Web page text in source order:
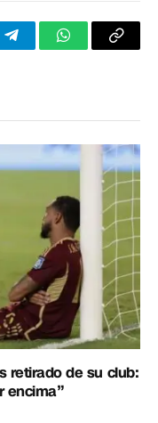
TelegramWhatsApp
retirado de su club:
encima”